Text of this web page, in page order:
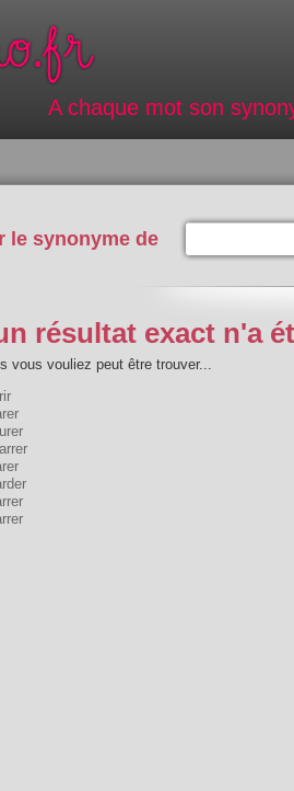
A chaque mot son
le synonyme de
résultat exact n'a
vous vouliez peut être trouver...